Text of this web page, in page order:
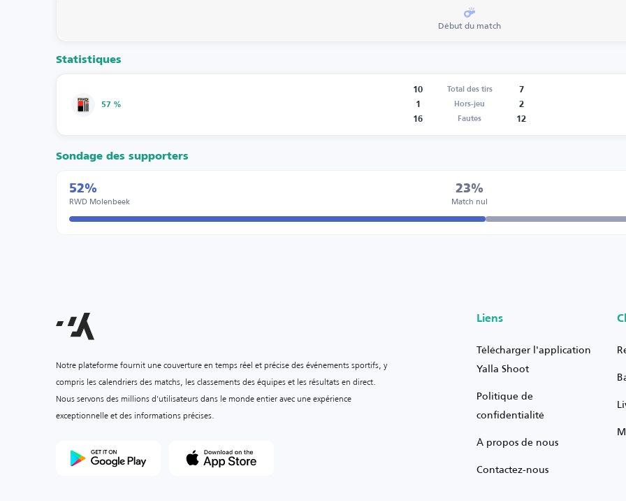
Début du match
Statistiques
57 %
10 Total des tirs
7
1
Hors-jeu
2
16
Fautes 12
Sondage des supporters
52%
RWD Molenbeek
23%
Match nul
Notre plateforme fournit une couverture en temps réel et précise des événements sportifs, y
compris les calendriers des matchs, les classements des équipes et les résultats en direct.
Nous servons des millions d'utilisateurs dans le monde entier avec une expérience
exceptionnelle et des informations précises.
Liens
Télécharger l'application
Yalla Shoot
Politique de
confidentialité
À propos de nous
Contactez-nous